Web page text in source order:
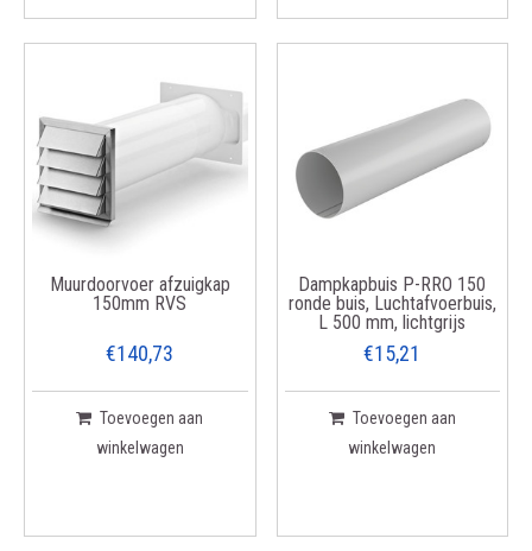
Muurdoorvoer afzuigkap
150mm RVS
€140,73
Toevoegen aan
winkelwagen
Dampkapbuis P-RRO 150
ronde buis, Luchtafvoerbuis,
L 500 mm, lichtgrijs
€15,21
Toevoegen aan
winkelwagen